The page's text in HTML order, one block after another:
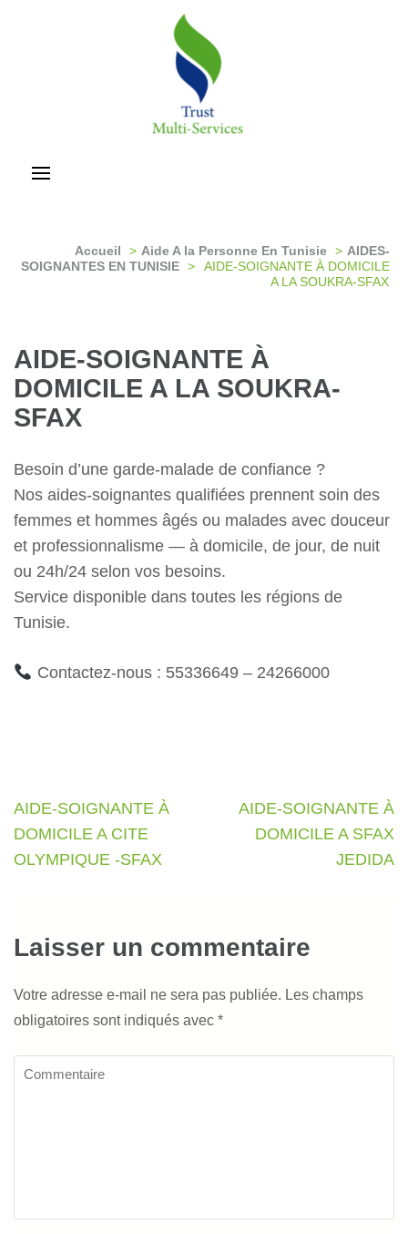
Accueil > Aide A la Personne En Tunisie > AIDES-
SOIGNANTES EN TUNISIE >
AIDE-SOIGNANTE À DOMICILE
A LA SOUKRA-SFAX
AIDE-SOIGNANTE À
DOMICILE A LA SOUKRA-
SFAX
Besoin d’une garde-malade de confiance ?
Nos aides-soignantes qualifiées prennent soin des
femmes et hommes âgés ou malades avec douceur
et professionnalisme — à domicile, de jour, de nuit
ou 24h/24 selon vos besoins.
Service disponible dans toutes les régions de
Tunisie.
Contactez-nous : 55336649 – 24266000
Navigation
de
l’article
AIDE-SOIGNANTE À
DOMICILE A CITE
OLYMPIQUE -SFAX
AIDE-SOIGNANTE À
DOMICILE A SFAX
JEDIDA
Laisser un commentaire
Votre adresse e-mail ne sera pas publiée. Les champs
obligatoires sont indiqués avec *
Commentaire